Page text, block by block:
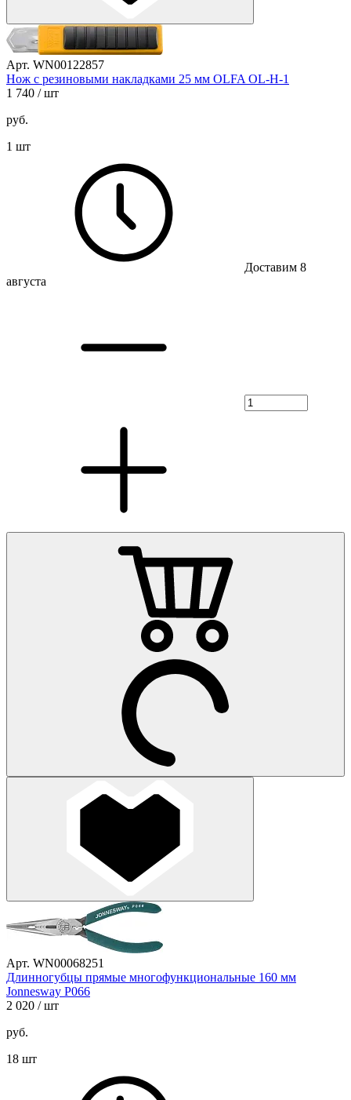
Арт. WN00122857
Нож с резиновыми накладками 25 мм OLFA OL-H-1
1 740 / шт
руб.
1 шт
Доставим 8
августа
Арт. WN00068251
Длинногубцы прямые многофункциональные 160 мм
Jonnesway P066
2 020 / шт
руб.
18 шт